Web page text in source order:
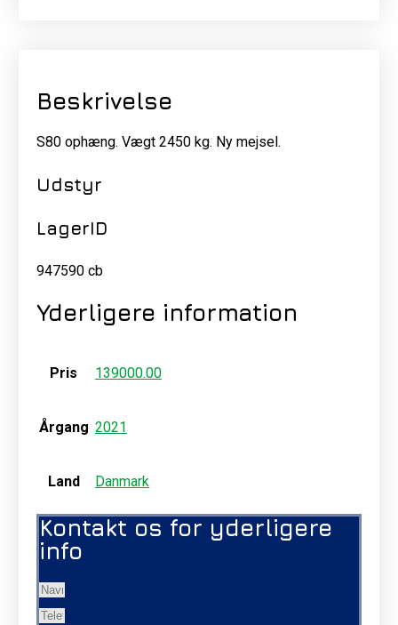
Beskrivelse
S80 ophæng. Vægt 2450 kg. Ny mejsel.
Udstyr
LagerID
947590 cb
Yderligere information
Pris 139000.00
Årgang 2021
Land Danmark
Kontakt os for yderligere
info